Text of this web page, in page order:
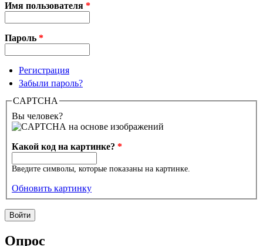
Имя пользователя *
Пароль *
Регистрация
Забыли пароль?
CAPTCHA
Вы человек?
Какой код на картинке? *
Введите символы, которые показаны на картинке.
Обновить картинку
Опрос